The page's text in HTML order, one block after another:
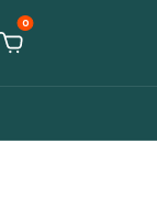
0